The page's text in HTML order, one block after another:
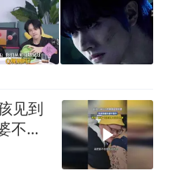
见到
不撒